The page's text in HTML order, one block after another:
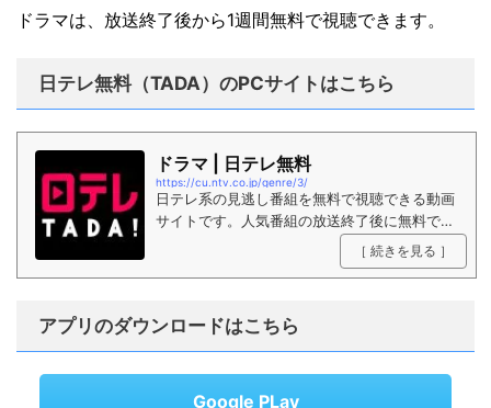
ドラマは、放送終了後から1週間無料で視聴できます。
日テレ無料（TADA）のPCサイトはこちら
ドラマ | 日テレ無料
https://cu.ntv.co.jp/genre/3/
日テレ系の見逃し番組を無料で視聴できる動画
サイトです。人気番組の放送終了後に無料で視
［ 続きを見る ］
アプリのダウンロードはこちら
Google PLay